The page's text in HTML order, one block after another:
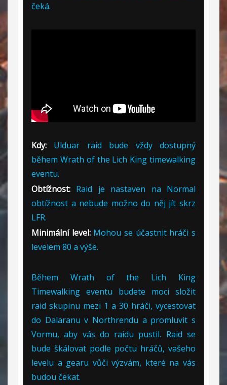
čeká.
Kdy: Ulduar raid bude vždy dostupný
během Wrath of the Lich King timewalking
eventu.
Obtížnost: Raid je nastaven na Normal
obtížnost a nebude možno do něj jít skrz
LFR.
Minimální level:Mohou se účastnit hráči s
levelem 80 a výše.
Během Wrath of the Lich King
Timewalking eventu budete moci složit
raid skupinu mezi 1 a 30 hráči, vycestovat
do Dalaranu v Northrendu a promluvit s
Vormu, aby vás do raidu pustil. Raid se
bude škálovat podle počtu hráčů, vašeho
levelu a gearu vůči výzvám, které na vás
budou čekat.